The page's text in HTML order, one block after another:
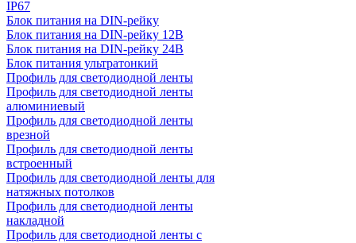
IP67
Блок питания на DIN-рейку
Блок питания на DIN-рейку 12В
Блок питания на DIN-рейку 24В
Блок питания ультратонкий
Профиль для светодиодной ленты
Профиль для светодиодной ленты
алюминиевый
Профиль для светодиодной ленты
врезной
Профиль для светодиодной ленты
встроенный
Профиль для светодиодной ленты для
натяжных потолков
Профиль для светодиодной ленты
накладной
Профиль для светодиодной ленты с